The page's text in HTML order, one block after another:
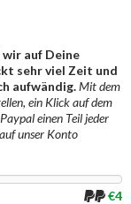
auf Deine
sehr viel Zeit und
aufwändig.Mit dem
ein Klick auf dem
einen Teil jeder
unser Konto
€4